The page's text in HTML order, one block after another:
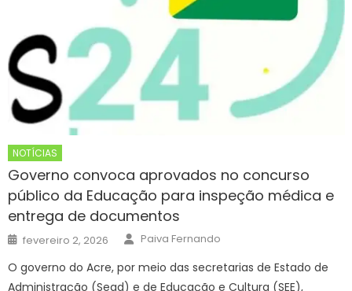
NOTÍCIAS
Governo convoca aprovados no concurso
público da Educação para inspeção médica e
entrega de documentos
Posted
on
fevereiro 2, 2026 Author
Paiva Fernando
O governo do Acre, por meio das secretarias de Estado de
Administração (Sead) e de Educação e Cultura (SEE),